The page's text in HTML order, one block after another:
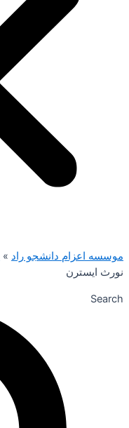
موسسه اعزام دانشجو راد »
نورث ایسترن
Search